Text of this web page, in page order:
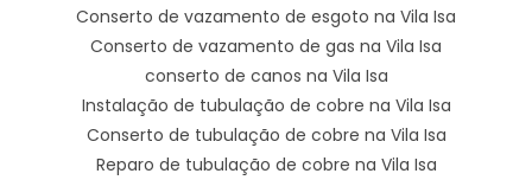
Conserto de vazamento de esgoto na Vila Isa
Conserto de vazamento de gas na Vila Isa
conserto de canos na Vila Isa
Instalação de tubulação de cobre na Vila Isa
Conserto de tubulação de cobre na Vila Isa
Reparo de tubulação de cobre na Vila Isa